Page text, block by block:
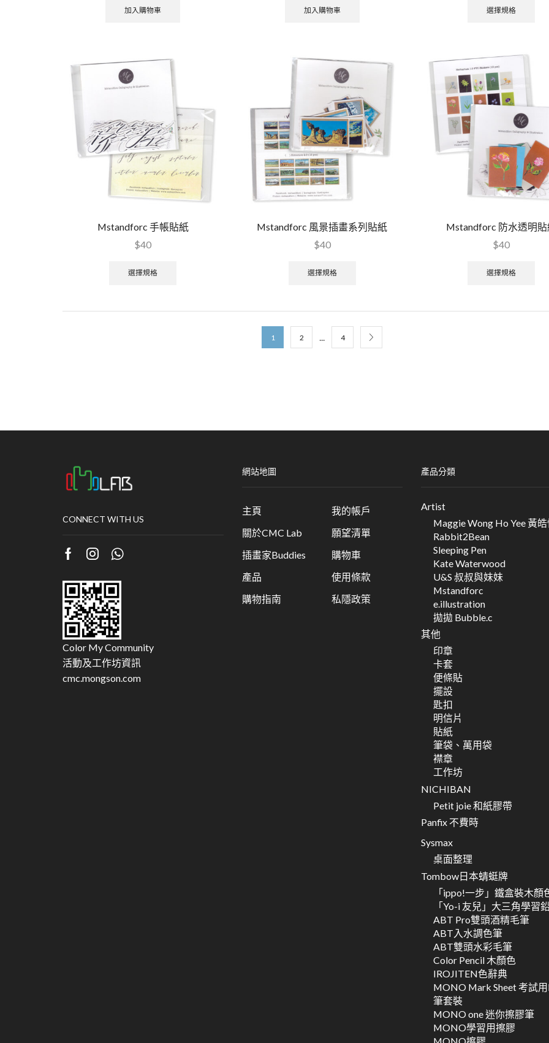
加入購物車 加入購物車 選擇規格
Mstandforc 手帳貼紙
$40
選擇規格
Mstandforc 風景插畫系列貼紙
$40
選擇規格
Mstandforc 防水透明貼
$40
選擇規格
1 2 ... 4
CONNECT WITH US
Color My Community
活動及工作坊資訊
cmc.mongson.com
網站地圖
主頁
關於CMC Lab
插畫家Buddies
產品
購物指南
我的帳戶
願望清單
購物車
使用條款
私隱政策
產品分類
Artist
Maggie Wong Ho Yee 黃
Rabbit2Bean
Sleeping Pen
Kate Waterwood
U&S 叔叔與妹妹
Mstandforc
e.illustration
拋拋 Bubble.c
其他
印章
卡套
便條貼
擺設
匙扣
明信片
貼紙
筆袋、萬用袋
襟章
工作坊
NICHIBAN
Petit joie 和紙膠帶
Panfix 不費時
Sysmax
桌面整理
Tombow日本蜻蜓牌
「ippo!一步」鐵盒裝木顏
「Yo-i 友兒」大三角學習
ABT Pro雙頭酒精毛筆
ABT入水調色筆
ABT雙頭水彩毛筆
Color Pencil 木顏色
IROJITEN色辭典
MONO Mark Sheet 考試
筆套裝
MONO one 迷你擦膠筆
MONO學習用擦膠